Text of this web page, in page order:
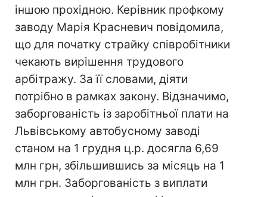
іншою прохідною. Керівник профкому
заводу Марія Красневич повідомила,
що для початку страйку співробітники
чекають вирішення трудового
арбітражу. За її словами, діяти
потрібно в рамках закону. Відзначимо,
заборгованість із заробітньої плати на
Львівському автобусному заводі
станом на 1 грудня ц.р. досягла 6,69
млн грн, збільшившись за місяць на 1
млн грн. Заборгованість з виплати